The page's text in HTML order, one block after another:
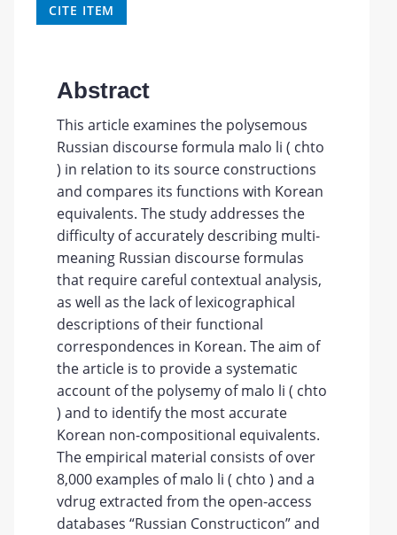
CITE ITEM
Abstract
This article examines the polysemous
Russian discourse formula malo li ( chto
) in relation to its source constructions
and compares its functions with Korean
equivalents. The study addresses the
difficulty of accurately describing multi-
meaning Russian discourse formulas
that require careful contextual analysis,
as well as the lack of lexicographical
descriptions of their functional
correspondences in Korean. The aim of
the article is to provide a systematic
account of the polysemy of malo li ( chto
) and to identify the most accurate
Korean non-compositional equivalents.
The empirical material consists of over
8,000 examples of malo li ( chto ) and a
vdrug extracted from the open-access
databases “Russian Constructicon” and